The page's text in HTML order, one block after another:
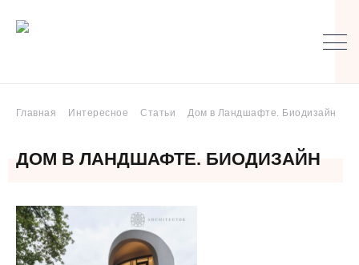
Главная Интересное Статьи Дом в Ландшафте. Биодизайн
ДОМ В ЛАНДШАФТЕ. БИОДИЗАЙН